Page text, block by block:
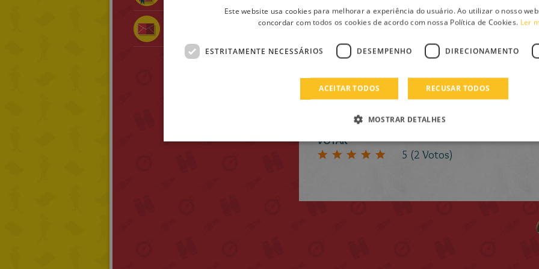
Tea Stilton, enviada especial do Diário dos
aventura extrarrática das Tea Sisters em O
Este ano, em Topford, tem lugar o
especial, mas deverão proteger-se das
para sabotar os seus projetos!
VOTAR
5 (2 Votos)
Partilha com um amigo
Este website usa cookies para melhorar a experiência do usuário. Ao utilizar o nosso
concordar com todos os cookies de acordo com nossa Política de Cookies. Ler
ESTRITAMENTE NECESSÁRIOS DESEMPENHO DIRECIONAMENTO
ACEITAR TODOS RECUSAR TODOS
MOSTRAR DETALHES